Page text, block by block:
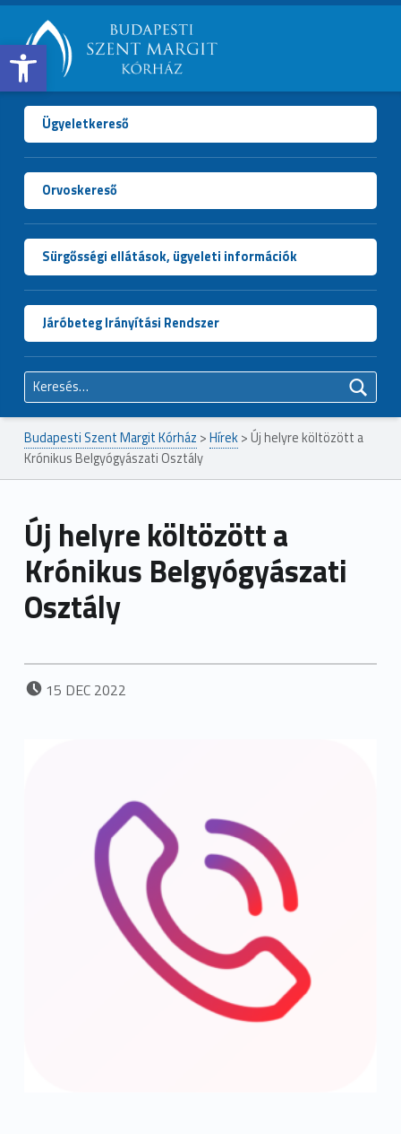
Open toolbar
BUDAPESTI
SZENT
MARGIT
KÓRHÁZ
Ügyeletkereső
Orvoskereső
Sürgősségi ellátások, ügyeleti információk
Járóbeteg Irányítási Rendszer
Keresés:
Budapesti Szent Margit Kórház >Hírek> Új helyre költözött a
Krónikus Belgyógyászati Osztály
Új helyre költözött a
Krónikus Belgyógyászati
Osztály
POSTED ON:
15 DEC 2022